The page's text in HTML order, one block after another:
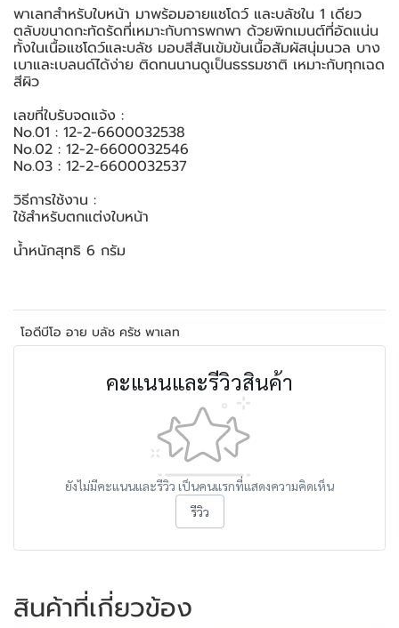
พาเลทสำหรับใบหน้า มาพร้อมอายแชโดว์ และบลัชใน 1 เดียว
ตลับขนาดกะทัดรัดที่เหมาะกับการพกพา ด้วยพิกเมนต์ที่อัดแน่น
ทั้งในเนื้อแชโดว์และบลัช มอบสีสันเข้มข้นเนื้อสัมผัสนุ่มนวล บาง
เบาและเบลนด์ได้ง่าย ติดทนนานดูเป็นธรรมชาติ เหมาะกับทุกเฉด
สีผิว
เลขที่ใบรับจดแจ้ง :
No.01 : 12-2-6600032538
No.02 : 12-2-6600032546
No.03 : 12-2-6600032537
วิธีการใช้งาน :
ใช้สำหรับตกแต่งใบหน้า
น้ำหนักสุทธิ 6 กรัม
โอดีบีโอ อาย บลัช ครัช พาเลท
คะแนนและรีวิวสินค้า
ยังไม่มีคะแนนและรีวิว เป็นคนแรกที่แสดงความคิดเห็น
รีวิว
สินค้าที่เกี่ยวข้อง